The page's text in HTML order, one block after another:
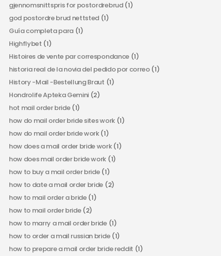
gjennomsnittspris for postordrebrud(1)
god postordre brud nettsted (1)
Guía completa para (1)
Highflybet (1)
Histoires de vente par correspondance(1)
historia real de la novia del pedido por correo(1)
History -Mail -Bestellung Braut (1)
Hondrolife Apteka Gemini (2)
hot mail order bride(1)
how do mail order bride sites work(1)
how do mail order bride work(1)
how does a mail order bride work(1)
how does mail order bride work (1)
how to buy a mail order bride(1)
how to date a mail order bride (2)
how to mail order a bride(1)
how to mail order bride(2)
how to marry a mail order bride(1)
how to order a mail russian bride(1)
how to prepare a mail order bride reddit (1)